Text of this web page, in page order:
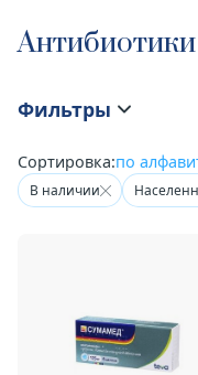
Фильтры
Сортировка:по
В наличии